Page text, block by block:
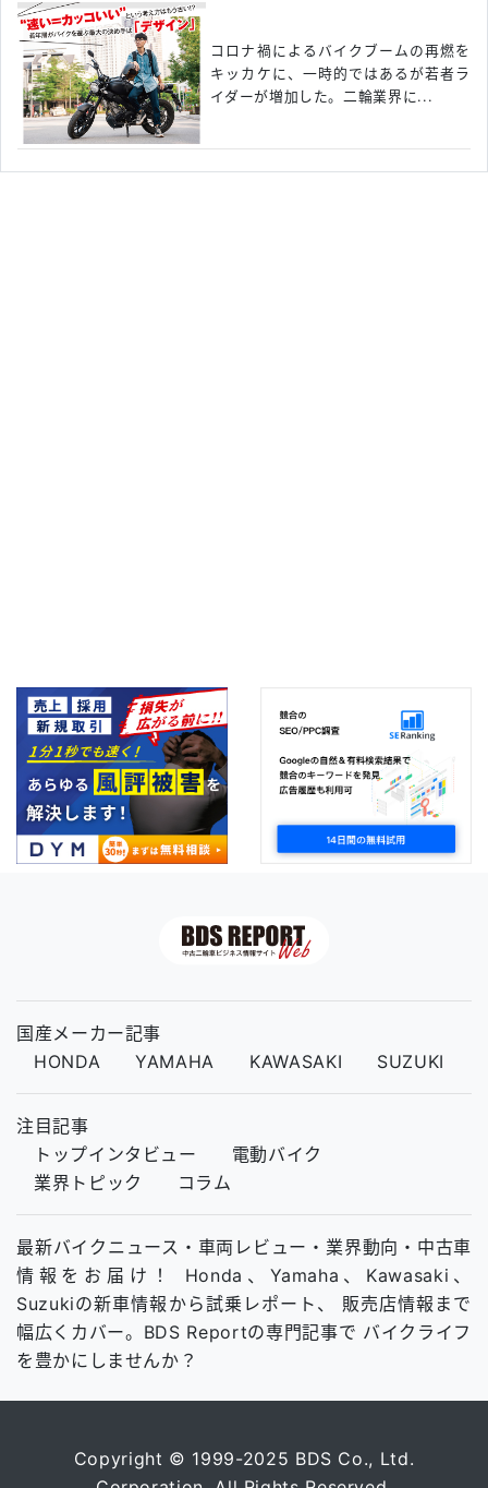
コロナ禍によるバイクブームの再燃を
キッカケに、一時的ではあるが若者ラ
イダーが増加した。二輪業界に...
国産メーカー記事
HONDA
YAMAHA KAWASAKI SUZUKI
注目記事
トップインタビュー
電動バイク
業界トピック
コラム
最新バイクニュース・車両レビュー・業界動向・中古車
情報をお届け！ Honda、Yamaha、Kawasaki、
Suzukiの新車情報から試乗レポート、 販売店情報まで
幅広くカバー。BDS Reportの専門記事で バイクライフ
を豊かにしませんか？
Copyright © 1999-2025 BDS Co., Ltd.